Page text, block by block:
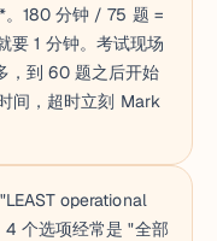
180 分钟 / 75 题 =
1 分钟。考试现场
，到 60 题之后开始
间，超时立刻 Mark
operational
个选项经常是 "全部